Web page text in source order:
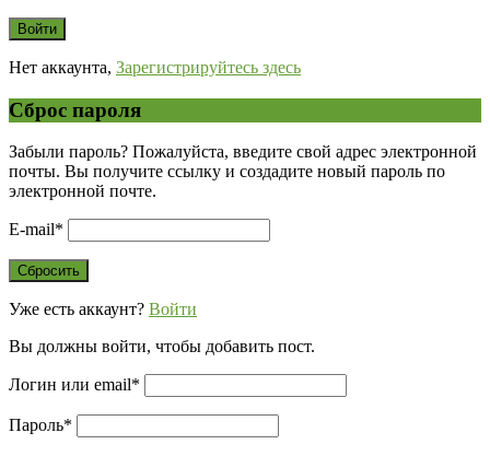
Нет аккаунта, Зарегистрируйтесь здесь
Сброс пароля
Забыли пароль? Пожалуйста, введите свой адрес электронной
почты. Вы получите ссылку и создадите новый пароль по
электронной почте.
E-mail*
Уже есть аккаунт? Войти
Вы должны войти, чтобы добавить пост.
Логин или email*
Пароль*